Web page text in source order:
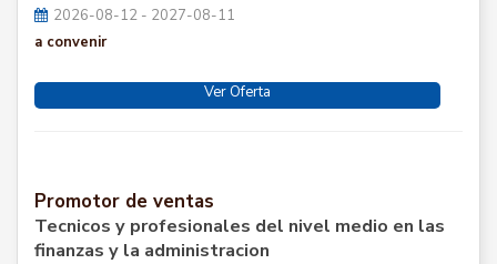
2026-08-12 - 2027-08-11
a convenir
Ver Oferta
Promotor de ventas
Tecnicos y profesionales del nivel medio en las
finanzas y la administracion